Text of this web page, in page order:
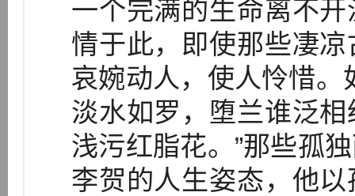
一个完满的生命离不
情于此，即使那些凄
哀婉动人，使人怜惜。
淡水如罗，堕兰谁泛
浅污红脂花。”那些孤
李贺的人生姿态，他